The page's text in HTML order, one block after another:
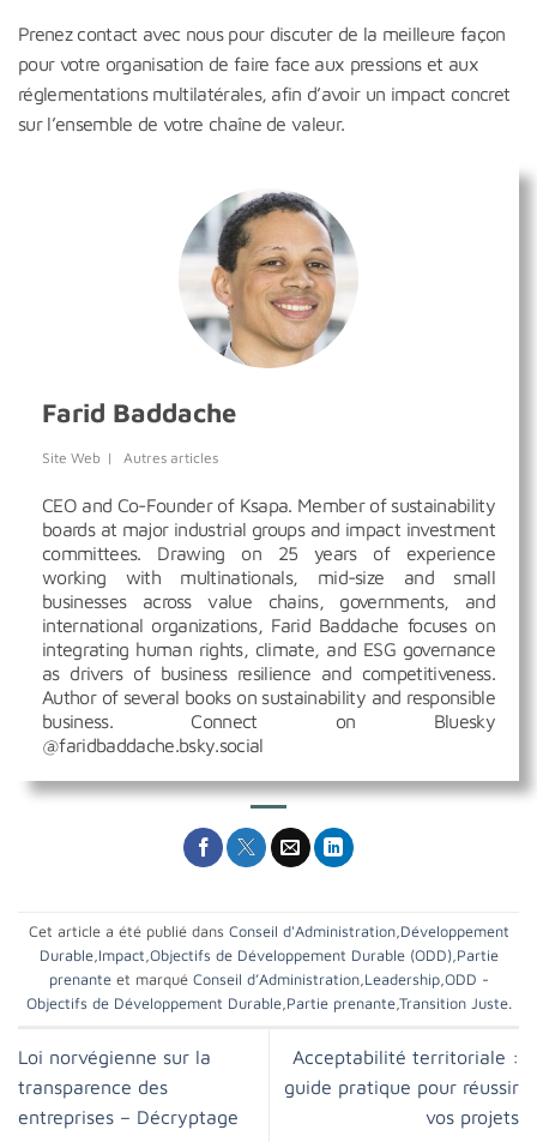
Prenez contact avec nous pour discuter de la meilleure façon
pour votre organisation de faire face aux pressions et aux
réglementations multilatérales, afin d’avoir un impact concret
sur l’ensemble de votre chaîne de valeur.
Farid Baddache
Site Web | Autres articles
CEO and Co-Founder of Ksapa. Member of sustainability
boards at major industrial groups and impact investment
committees. Drawing on 25 years of experience
working with multinationals, mid-size and small
businesses across value chains, governments, and
international organizations, Farid Baddache focuses on
integrating human rights, climate, and ESG governance
as drivers of business resilience and competitiveness.
Author of several books on sustainability and responsible
business. Connect on Bluesky
@faridbaddache.bsky.social
Cet article a été publié dans Conseil d'Administration,Développement
Durable,Impact,Objectifs de Développement Durable (ODD),Partie
prenanteet marqué Conseil d’Administration,Leadership,ODD -
Objectifs de Développement Durable,Partie prenante,Transition Juste.
Loi norvégienne sur la
transparence des
entreprises – Décryptage
Acceptabilité territoriale :
guide pratique pour réussir
vos projets